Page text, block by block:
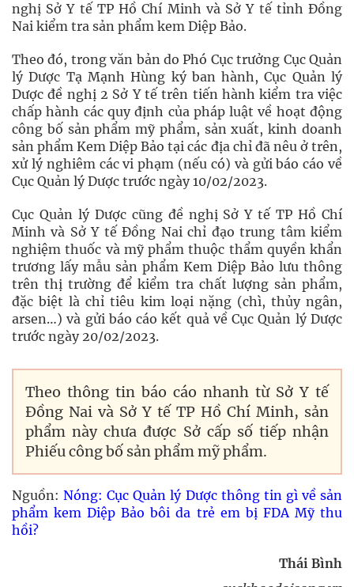
nghị Sở Y tế TP Hồ Chí Minh và Sở Y tế tỉnh Đồng
Nai kiểm tra sản phẩm kem Diệp Bảo.
Theo đó, trong văn bản do Phó Cục trưởng Cục Quản
lý Dược Tạ Mạnh Hùng ký ban hành, Cục Quản lý
Dược đề nghị 2 Sở Y tế trên tiến hành kiểm tra việc
chấp hành các quy định của pháp luật về hoạt động
công bố sản phẩm mỹ phẩm, sản xuất, kinh doanh
sản phẩm Kem Diệp Bảo tại các địa chỉ đã nêu ở trên,
xử lý nghiêm các vi phạm (nếu có) và gửi báo cáo về
Cục Quản lý Dược trước ngày 10/02/2023.
Cục Quản lý Dược cũng đề nghị Sở Y tế TP Hồ Chí
Minh và Sở Y tế Đồng Nai chỉ đạo trung tâm kiểm
nghiệm thuốc và mỹ phẩm thuộc thẩm quyền khẩn
trương lấy mẫu sản phẩm Kem Diệp Bảo lưu thông
trên thị trường để kiểm tra chất lượng sản phẩm,
đặc biệt là chỉ tiêu kim loại nặng (chì, thủy ngân,
arsen…) và gửi báo cáo kết quả về Cục Quản lý Dược
trước ngày 20/02/2023.
Theo thông tin báo cáo nhanh từ Sở Y tế
Đồng Nai và Sở Y tế TP Hồ Chí Minh, sản
phẩm này chưa được Sở cấp số tiếp nhận
Phiếu công bố sản phẩm mỹ phẩm.
Nguồn: Nóng: Cục Quản lý Dược thông tin gì về sản
phẩm kem Diệp Bảo bôi da trẻ em bị FDA Mỹ thu
hồi?
Thái Bình